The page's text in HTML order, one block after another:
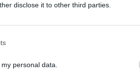
disclose it to other third parties.
personal data.
de Lisboa – Secção de
à detenção de um homem,
arma proibida.